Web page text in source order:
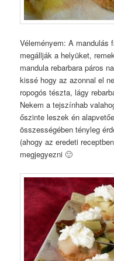
Véleményem: A mandulás
megállják a helyüket,
mandula rebarbara páros
kissé hogy az azonnal el
ropogós tészta, lágy
Nekem a tejszínhab
őszinte leszek én
összességében tényleg
(ahogy az eredeti
megjegyezni 🙂